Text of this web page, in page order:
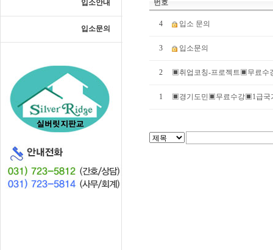
입소안내
입소문의
번호
4 입소 문의
3 입소문의
2 ▣취업코칭-프로젝트▣무료
1 ▣경기도민▣무료수강▣1급국